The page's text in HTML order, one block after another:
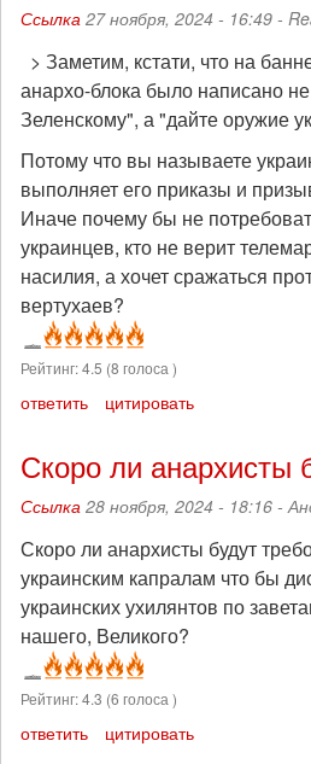
Ссылка 27 ноября, 2024 - 16:49 -
> Заметим, кстати, что на
анархо-блока было написано
Зеленскому", а "дайте оружие
Потому что вы называете
выполняет его приказы и
Иначе почему бы не
украинцев, кто не верит
насилия, а хочет сражаться
вертухаев?
Рейтинг:4.5 (8 голоса )
ответить цитировать
Скоро ли анархисты
Ссылка 28 ноября, 2024 - 18:16 -
Скоро ли анархисты будут
украинским капралам что бы
украинских ухилянтов по
нашего, Великого?
Рейтинг:4.3 (6 голоса )
ответить цитировать